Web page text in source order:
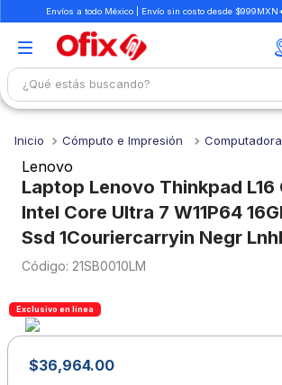
Envíos a todo México | Envío sin costo desde
¿Qué estás buscando?
Cómputo e Impresión
Lenovo
Laptop Lenovo Thinkpad L16
Intel Core Ultra 7 W11P64
Ssd 1Couriercarryin Negr
: 21SB0010LM
Exclusivo en línea
$36,964.00
1.
mochilas
libretas
3.
cuaderno
4.
cuadernos
5.
colores
6.
boligrafo
7.
escritorio
8.
sacapuntas